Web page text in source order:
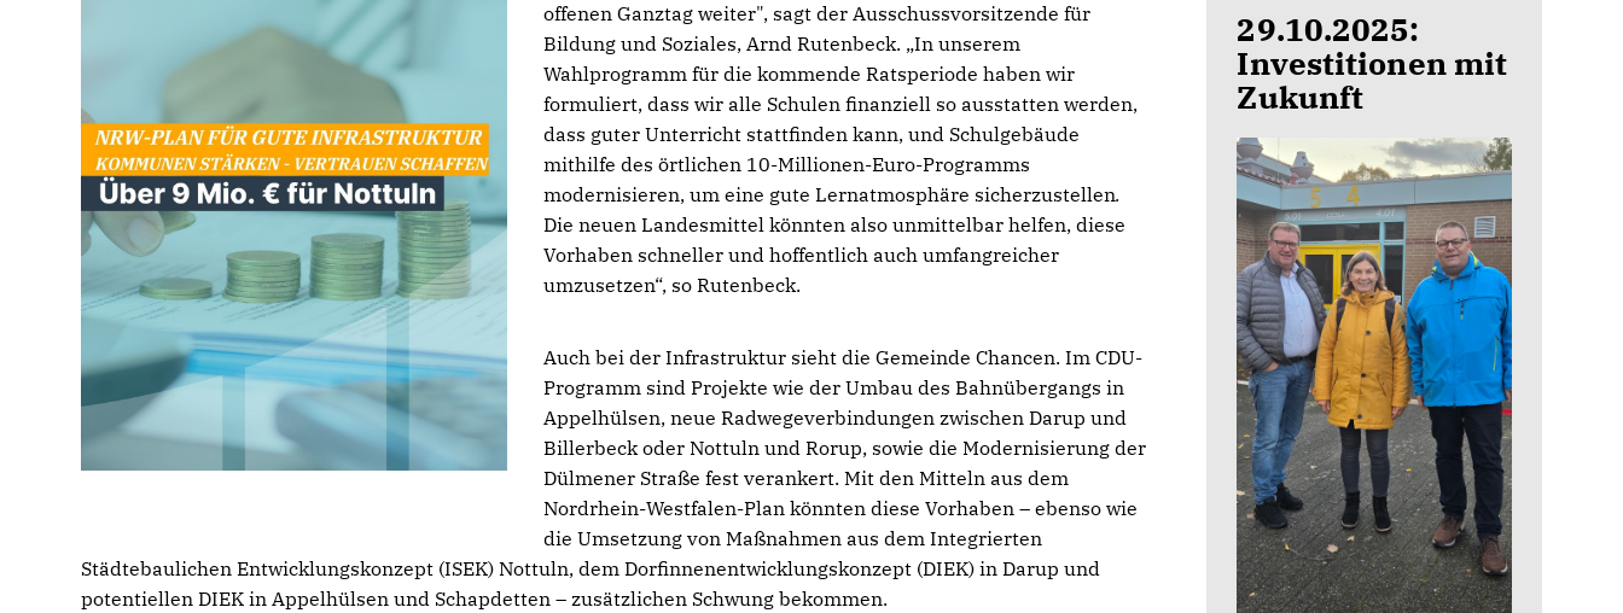
offenen Ganztag weiter", sagt der Ausschussvorsitzende für
Bildung und Soziales, Arnd Rutenbeck. „In unserem
Wahlprogramm für die kommende Ratsperiode haben wir
formuliert, dass wir alle Schulen finanziell so ausstatten werden,
dass guter Unterricht stattfinden kann, und Schulgebäude
mithilfe des örtlichen 10-Millionen-Euro-Programms
modernisieren, um eine gute Lernatmosphäre sicherzustellen.
Die neuen Landesmittel könnten also unmittelbar helfen, diese
Vorhaben schneller und hoffentlich auch umfangreicher
umzusetzen“, so Rutenbeck.
Auch bei der Infrastruktur sieht die Gemeinde Chancen. Im CDU-
Programm sind Projekte wie der Umbau des Bahnübergangs in
Appelhülsen, neue Radwegeverbindungen zwischen Darup und
Billerbeck oder Nottuln und Rorup, sowie die Modernisierung der
Dülmener Straße fest verankert. Mit den Mitteln aus dem
Nordrhein-Westfalen-Plan könnten diese Vorhaben – ebenso wie
die Umsetzung von Maßnahmen aus dem Integrierten
Städtebaulichen Entwicklungskonzept (ISEK) Nottuln, dem Dorfinnenentwicklungskonzept (DIEK) in Darup und
potentiellen DIEK in Appelhülsen und Schapdetten – zusätzlichen Schwung bekommen.
29.10.2025:
Investitionen mit
Zukunft